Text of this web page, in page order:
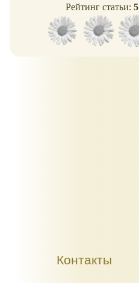
Рейтинг статьи: 5
Контакты